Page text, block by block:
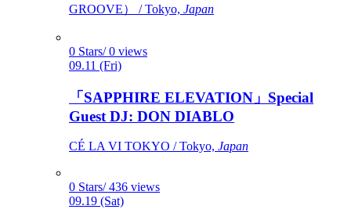
GROOVE） / Tokyo, Japan
0 Stars/ 0 views
09.11 (Fri)
「SAPPHIRE ELEVATION」Special
Guest DJ: DON DIABLO
CÉ LA VI TOKYO / Tokyo, Japan
0 Stars/ 436 views
09.19 (Sat)